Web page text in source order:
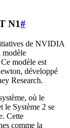
N1#
de NVIDIA
modèle
modèle est
développé
Research.
où le
le Système 2 se
Cette
comme la